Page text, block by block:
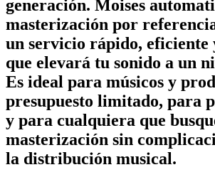
generación. Moises
masterización por
un servicio rápido, eficiente
que elevará tu sonido a un
Es ideal para músicos y
presupuesto limitado, para
y para cualquiera que
masterización sin
la distribución musical.